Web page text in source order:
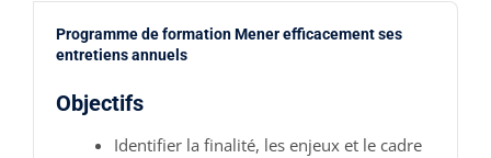
Programme de formation Mener efficacement ses
entretiens annuels
Objectifs
Identifier la finalité, les enjeux et le cadre